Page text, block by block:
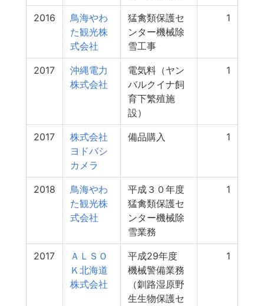
2016
鳥海やわ
た観光株
式会社
猛禽類保護セ
ンター機械除
雪工事
1
2017
沖縄電力
株式会社
電気料（ヤン
バルクイナ飼
育下繁殖施
設）
1
2017
株式会社
ヨドバシ
カメラ
備品購入 1
2018
鳥海やわ
た観光株
式会社
平成３０年度
猛禽類保護セ
ンター機械除
雪業務
1
2017
ＡＬＳＯ
Ｋ北海道
株式会社
平成29年度
機械警備業務
（釧路湿原野
生生物保護セ
1